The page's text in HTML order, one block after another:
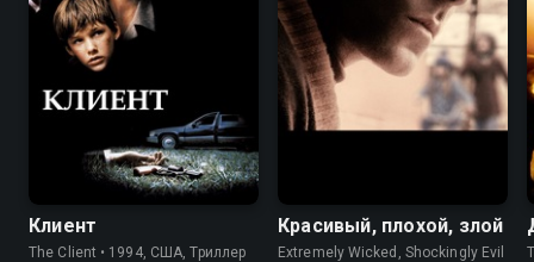
Клиент
The Client • 1994, США, Триллер
Красивый, плохой, злой
Extremely Wicked, Shockingly Evil